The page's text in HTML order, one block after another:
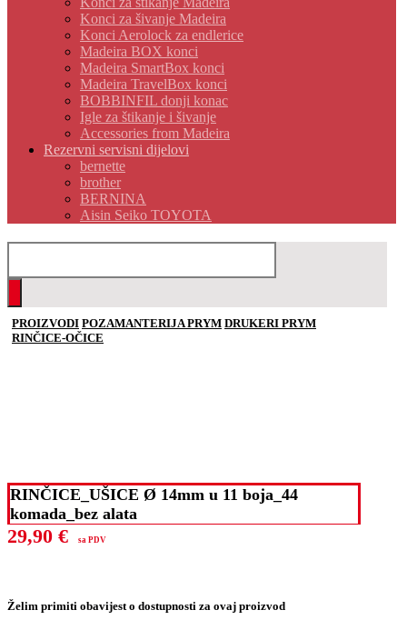
Konci za šivanje Madeira
Konci Aerolock za endlerice
Madeira BOX konci
Madeira SmartBox konci
Madeira TravelBox konci
BOBBINFIL donji konac
Igle za štikanje i šivanje
Accessories from Madeira
Rezervni servisni dijelovi
bernette
brother
BERNINA
Aisin Seiko TOYOTA
PROIZVODI POZAMANTERIJA PRYM DRUKERI PRYM
RINČICE-OČICE
RINČICE_UŠICE Ø 14mm u 11 boja_44
komada_bez alata
29,90 € sa PDV
Želim primiti obavijest o dostupnosti za ovaj proizvod